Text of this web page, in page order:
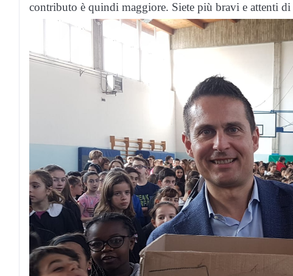
contributo è quindi maggiore. Siete più bravi e attenti di